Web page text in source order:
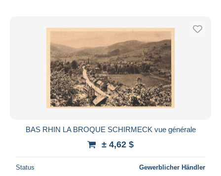
BAS RHIN LA BROQUE SCHIRMECK vue générale
± 4,62 $
Status Gewerblicher Händler